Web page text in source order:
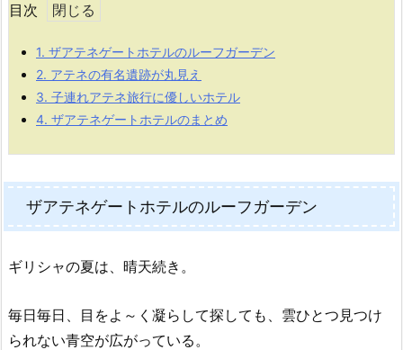
目次
1. ザアテネゲートホテルのルーフガーデン
2. アテネの有名遺跡が丸見え
3. 子連れアテネ旅行に優しいホテル
4. ザアテネゲートホテルのまとめ
ザアテネゲートホテルのルーフガーデン
ギリシャの夏は、晴天続き。
毎日毎日、目をよ～く凝らして探しても、雲ひとつ見つけ
られない青空が広がっている。